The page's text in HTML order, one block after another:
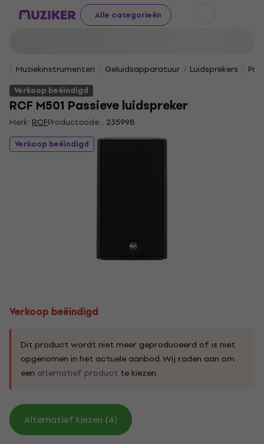
Alle categorieën
Muziekinstrumenten Geluidsapparatuur Luidsprekers
Verkoop beëindigd
RCF M501 Passieve luidspreker
Merk: RCFProductcode: . 235998
Verkoop beëindigd
Verkoop beëindigd
Dit product wordt niet meer geproduceerd of is niet
opgenomen in het actuele aanbod. Wij raden aan om
een alternatief product te kiezen.
Alternatief kiezen (4)